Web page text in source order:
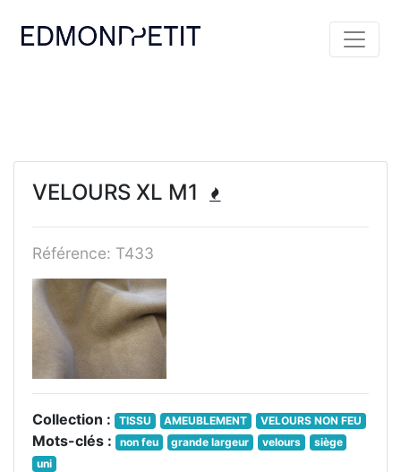
VELOURS XL M1
Référence: T433
Collection : TISSU AMEUBLEMENT VELOURS NON FEU
Mots-clés : non feu grande largeur velours
siège
uni